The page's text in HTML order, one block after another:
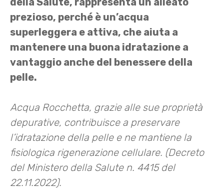
prezioso, perché è un’acqua
superleggera e attiva, che aiuta a
mantenere una buona idratazione a
vantaggio anche del benessere della
pelle.
Acqua Rocchetta, grazie alle sue proprietà
depurative, contribuisce a preservare
l’idratazione della pelle e ne mantiene la
fisiologica rigenerazione cellulare. (Decreto
del Ministero della Salute n. 4415 del
22.11.2022).